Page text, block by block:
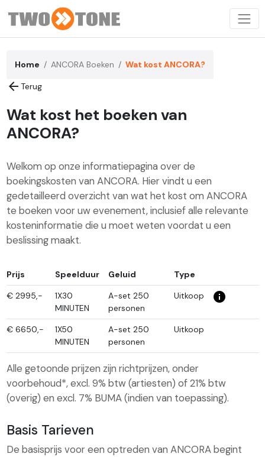
Home ANCORA Boeken Wat kost ANCORA?
arrow_back Terug
Wat kost het boeken van
ANCORA?
Welkom op onze informatiepagina over de
boekingskosten van ANCORA. Hier vindt u een
gedetailleerd overzicht van wat het kost om ANCORA
te boeken voor uw evenement, inclusief alle relevante
kosteninformatie die u moet weten voordat u een
beslissing maakt.
Prijs Speelduur Geluid
Type
€ 2995,-
1X30
MINUTEN
A-set 250
personen
Uitkoop info_i
€ 6650,-
1X50
MINUTEN
A-set 250
personen
Uitkoop
Alle getoonde prijzen zijn richtprijzen, onder
voorbehoud*, excl. 9% btw (artiesten) of 21% btw
(overig) en excl. 7% BUMA (indien van toepassing).
Basis Tarieven
De basisprijs voor een optreden van ANCORA begint